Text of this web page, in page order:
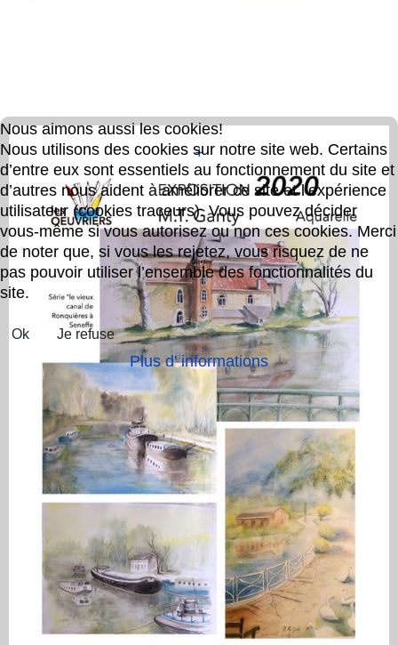
+
Nous aimons aussi les cookies!
Nous utilisons des cookies sur notre site web. Certains
d’entre eux sont essentiels au fonctionnement du site et
d’autres nous aident à améliorer ce site et l’expérience
utilisateur (cookies traceurs). Vous pouvez décider
vous-même si vous autorisez ou non ces cookies. Merci
de noter que, si vous les rejetez, vous risquez de ne
pas pouvoir utiliser l’ensemble des fonctionnalités du
site.
Ok Je refuse
Plus d' informations